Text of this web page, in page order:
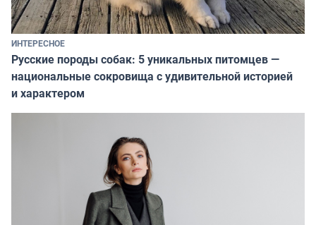
ИНТЕРЕСНОЕ
Русские породы собак: 5 уникальных питомцев —
национальные сокровища с удивительной историей
и характером